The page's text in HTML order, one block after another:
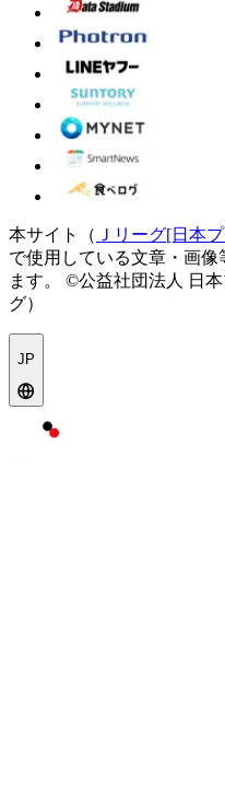
本サイト（ Ｊリーグ[日本
で使用している文章・画
ます。
©公益社団法人 日
グ）
JP